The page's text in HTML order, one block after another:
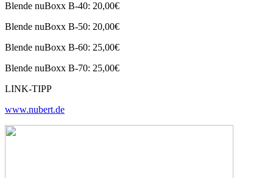
Blende nuBoxx B-40: 20,00€
Blende nuBoxx B-50: 20,00€
Blende nuBoxx B-60: 25,00€
Blende nuBoxx B-70: 25,00€
LINK-TIPP
www.nubert.de